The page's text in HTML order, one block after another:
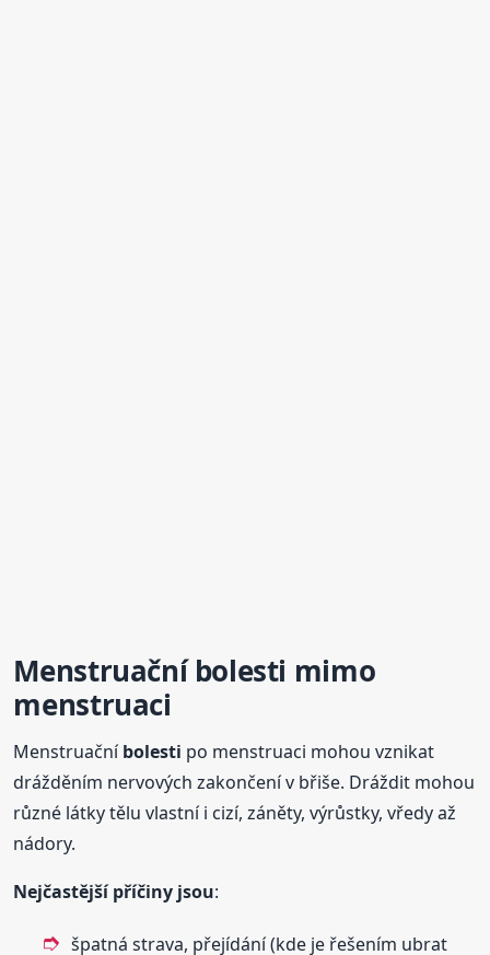
Menstruačníbolesti mimo
menstruaci
Menstruačníbolesti po menstruaci mohou vznikat
drážděním nervových zakončení v břiše. Dráždit mohou
různé látky tělu vlastní i cizí, záněty, výrůstky, vředy až
nádory.
Nejčastější příčiny jsou:
špatná strava, přejídání (kde je řešením ubrat